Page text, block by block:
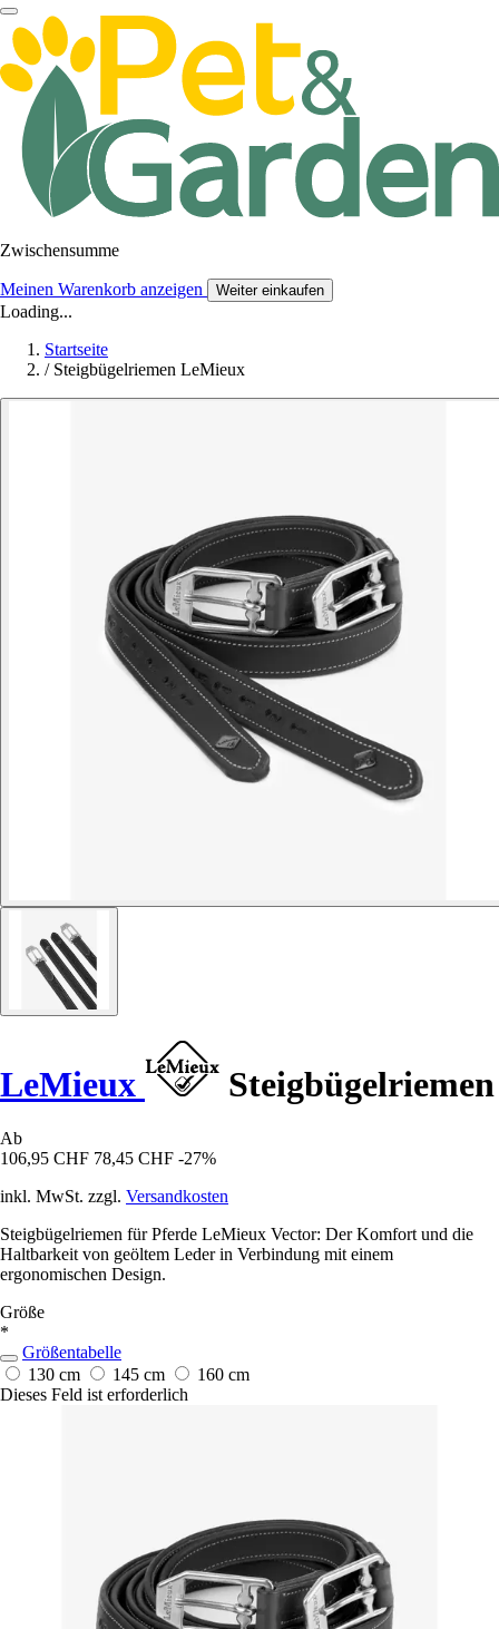
Zwischensumme
Meinen Warenkorb anzeigen Weiter einkaufen
Loading...
Startseite
/ Steigbügelriemen LeMieux
LeMieux Steigbügelriemen
Ab
106,95 CHF 78,45 CHF -27%
inkl. MwSt. zzgl. Versandkosten
Steigbügelriemen für Pferde LeMieux Vector: Der Komfort und die
Haltbarkeit von geöltem Leder in Verbindung mit einem
ergonomischen Design.
Größe
*
Größentabelle
130 cm
145 cm
160 cm
Dieses Feld ist erforderlich